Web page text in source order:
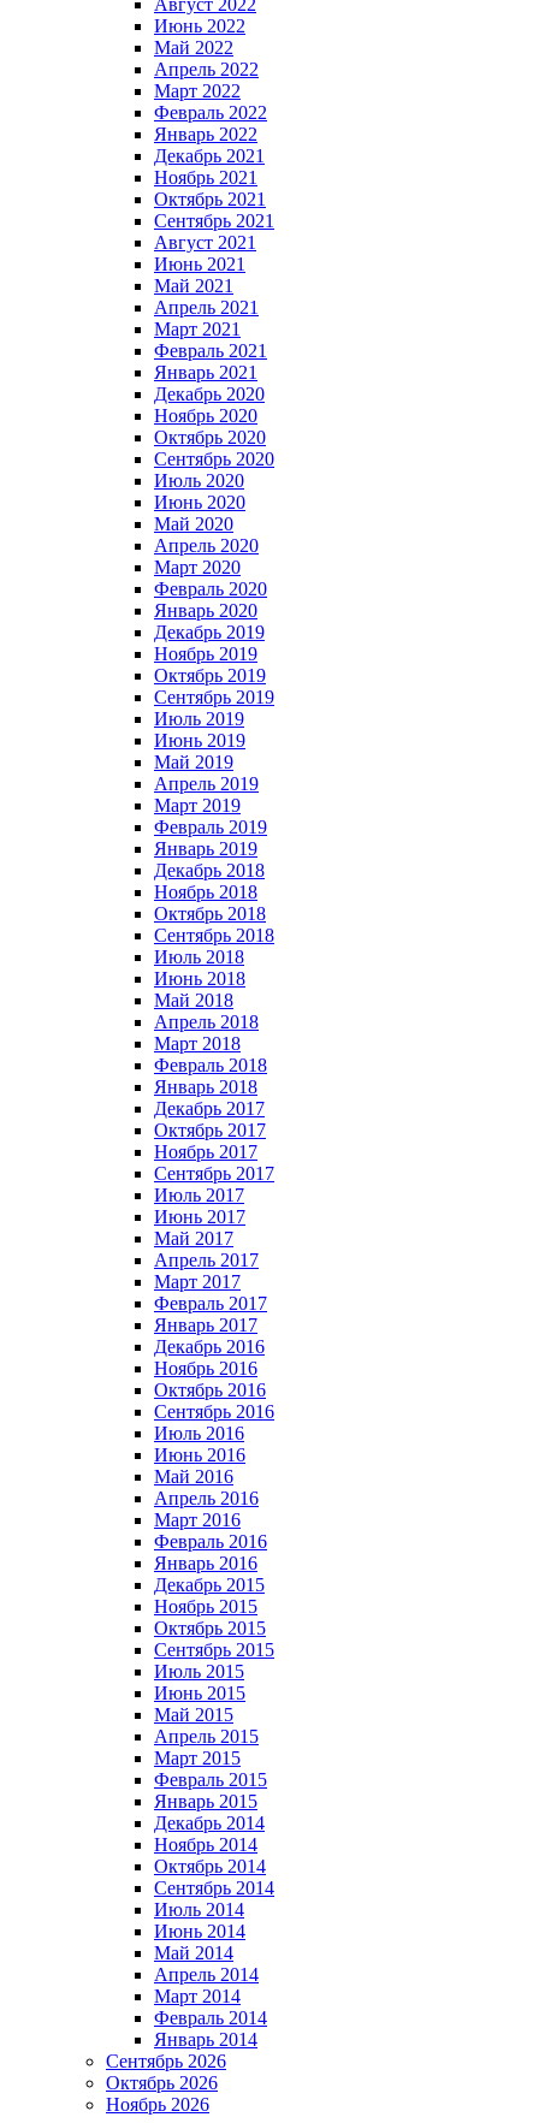
Август 2022
Июнь 2022
Май 2022
Апрель 2022
Март 2022
Февраль 2022
Январь 2022
Декабрь 2021
Ноябрь 2021
Октябрь 2021
Сентябрь 2021
Август 2021
Июнь 2021
Май 2021
Апрель 2021
Март 2021
Февраль 2021
Январь 2021
Декабрь 2020
Ноябрь 2020
Октябрь 2020
Сентябрь 2020
Июль 2020
Июнь 2020
Май 2020
Апрель 2020
Март 2020
Февраль 2020
Январь 2020
Декабрь 2019
Ноябрь 2019
Октябрь 2019
Сентябрь 2019
Июль 2019
Июнь 2019
Май 2019
Апрель 2019
Март 2019
Февраль 2019
Январь 2019
Декабрь 2018
Ноябрь 2018
Октябрь 2018
Сентябрь 2018
Июль 2018
Июнь 2018
Май 2018
Апрель 2018
Март 2018
Февраль 2018
Январь 2018
Декабрь 2017
Октябрь 2017
Ноябрь 2017
Сентябрь 2017
Июль 2017
Июнь 2017
Май 2017
Апрель 2017
Март 2017
Февраль 2017
Январь 2017
Декабрь 2016
Ноябрь 2016
Октябрь 2016
Сентябрь 2016
Июль 2016
Июнь 2016
Май 2016
Апрель 2016
Март 2016
Февраль 2016
Январь 2016
Декабрь 2015
Ноябрь 2015
Октябрь 2015
Сентябрь 2015
Июль 2015
Июнь 2015
Май 2015
Апрель 2015
Март 2015
Февраль 2015
Январь 2015
Декабрь 2014
Ноябрь 2014
Октябрь 2014
Сентябрь 2014
Июль 2014
Июнь 2014
Май 2014
Апрель 2014
Март 2014
Февраль 2014
Январь 2014
Сентябрь 2026
Октябрь 2026
Ноябрь 2026